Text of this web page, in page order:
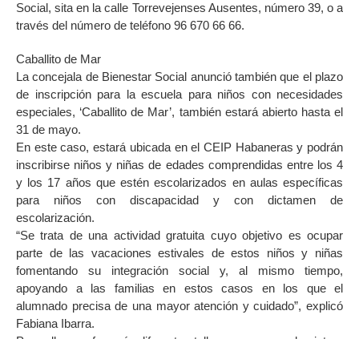
Social, sita en la calle Torrevejenses Ausentes, número 39, o a
través del número de teléfono 96 670 66 66.
Caballito de Mar
La concejala de Bienestar Social anunció también que el plazo
de inscripción para la escuela para niños con necesidades
especiales, ‘Caballito de Mar’, también estará abierto hasta el
31 de mayo.
En este caso, estará ubicada en el CEIP Habaneras y podrán
inscribirse niños y niñas de edades comprendidas entre los 4
y los 17 años que estén escolarizados en aulas específicas
para niños con discapacidad y con dictamen de
escolarización.
“Se trata de una actividad gratuita cuyo objetivo es ocupar
parte de las vacaciones estivales de estos niños y niñas
fomentando su integración social y, al mismo tiempo,
apoyando a las familias en estos casos en los que el
alumnado precisa de una mayor atención y cuidado”, explicó
Fabiana Ibarra.